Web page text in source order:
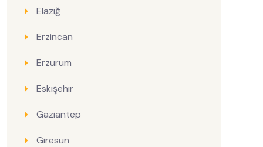
Elazığ
Erzincan
Erzurum
Eskişehir
Gaziantep
Giresun